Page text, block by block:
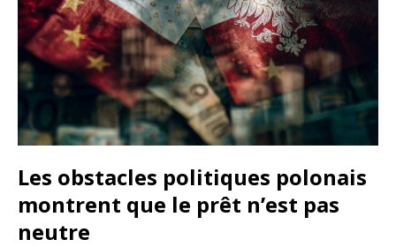
Les obstacles politiques polonais
montrent que le prêt n’est pas
neutre